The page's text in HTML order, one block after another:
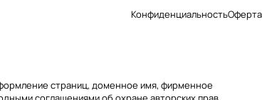
КонфиденциальностьОферта
страниц, доменное имя, фирменное